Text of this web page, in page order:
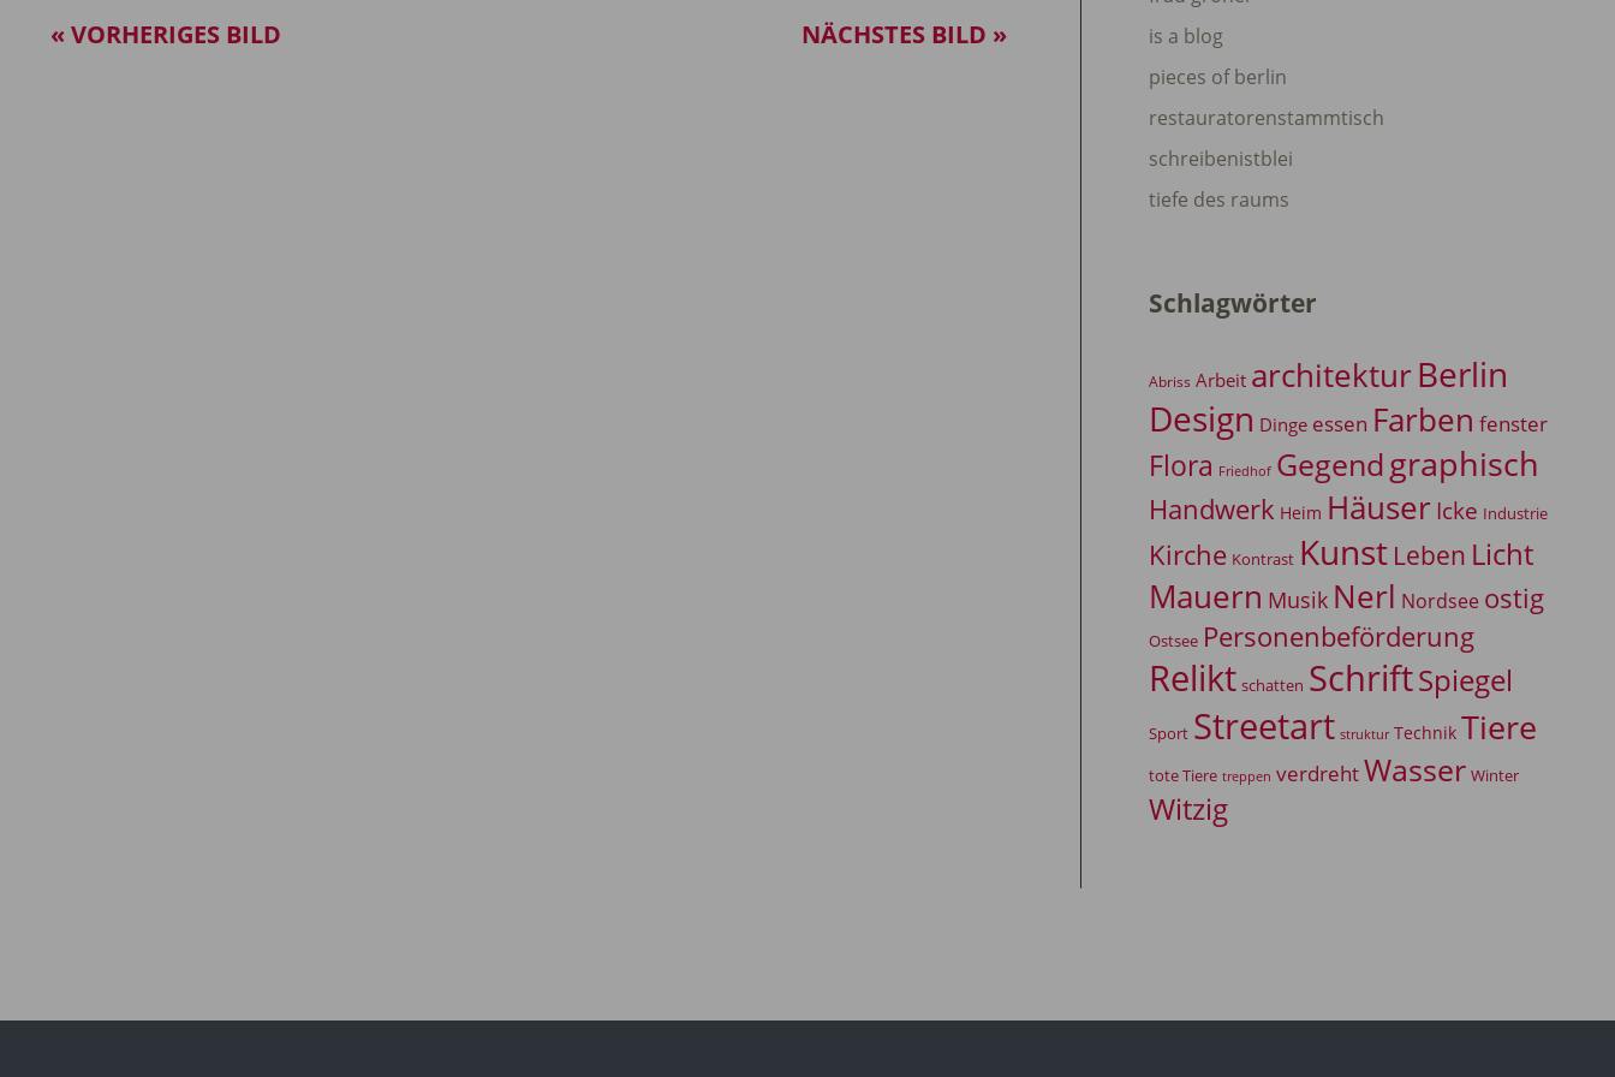
« VORHERIGES BILD NÄCHSTES BILD »
is a blog
pieces of berlin
restauratorenstammtisch
schreibenistblei
tiefe des raums
Schlagwörter
Abriss Arbeit architekturBerlin
Design Dinge essen Farben fenster
Flora Friedhof Gegendgraphisch
Handwerk Heim Häuser Icke Industrie
Kirche Kontrast Kunst Leben Licht
Mauern Musik Nerl Nordsee ostig
Ostsee Personenbeförderung
Relikt schatten SchriftSpiegel
Sport Streetart struktur Technik Tiere
tote Tiere treppen verdrehtWasser Winter
Witzig